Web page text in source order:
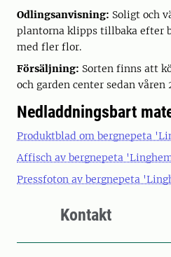
Odlingsanvisning: Soligt och
plantorna klipps tillbaka efter
med fler flor.
Försäljning: Sorten finns att
och garden center sedan våren
Nedladdningsbart
Produktblad om bergnepeta
Affisch av bergnepeta
Pressfoton av bergnepeta
Kontakt